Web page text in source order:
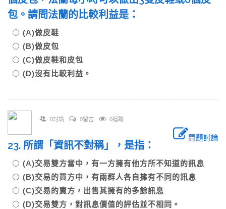
包。請問法蘭的比較利益是：
(A)做皮鞋
(B)做皮包
(C)做皮鞋和皮包
(D)沒有比較利益。
0討論 0留言 0追蹤
問題討論
23. 所謂「資訊不對稱」，是指：
(A)交易雙方當中，有一方擁有他方所不知道的訊息
(B)交易的買方中，有兩群人各自擁有不同的訊息
(C)交易的賣方，出售其擁有的多餘訊息
(D)交易雙方，對訊息價值的評估並不相同。